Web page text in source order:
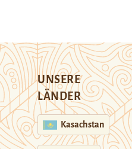
UNSERE
LÄNDER
Kasachstan